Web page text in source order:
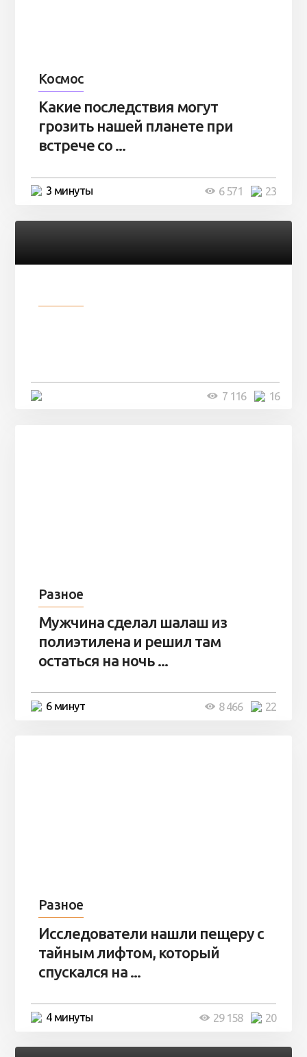
Космос
Какие последствия могут
грозить нашей планете при
встрече со ...
3 минуты 23
6 571
16
7 116
Разное
Мужчина сделал шалаш из
полиэтилена и решил там
остаться на ночь ...
6 минут 22
8 466
Разное
Исследователи нашли пещеру с
тайным лифтом, который
спускался на ...
4 минуты 20
29 158